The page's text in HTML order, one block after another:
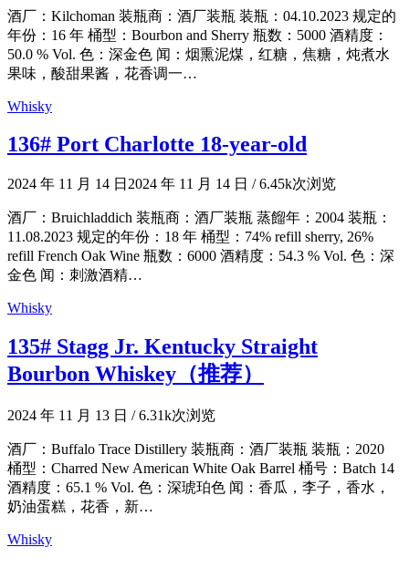
酒厂：Kilchoman 装瓶商：酒厂装瓶 装瓶：04.10.2023 规定的
年份：16 年 桶型：Bourbon and Sherry 瓶数：5000 酒精度：
50.0 % Vol. 色：深金色 闻：烟熏泥煤，红糖，焦糖，炖煮水
果味，酸甜果酱，花香调一…
Whisky
136# Port Charlotte 18-year-old
2024 年 11 月 14 日 2024 年 11 月 14 日 /6.45k次浏览
酒厂：Bruichladdich 装瓶商：酒厂装瓶 蒸餾年：2004 装瓶：
11.08.2023 规定的年份：18 年 桶型：74% refill sherry, 26%
refill French Oak Wine 瓶数：6000 酒精度：54.3 % Vol. 色：深
金色 闻：刺激酒精…
Whisky
135# Stagg Jr. Kentucky Straight
Bourbon Whiskey（推荐）
2024 年 11 月 13 日 /6.31k次浏览
酒厂：Buffalo Trace Distillery 装瓶商：酒厂装瓶 装瓶：2020
桶型：Charred New American White Oak Barrel 桶号：Batch 14
酒精度：65.1 % Vol. 色：深琥珀色 闻：香瓜，李子，香水，
奶油蛋糕，花香，新…
Whisky